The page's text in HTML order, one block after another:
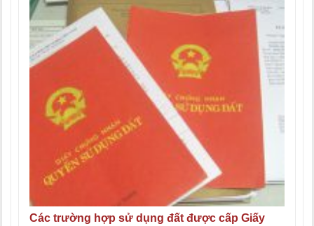
Các trường hợp sử dụng đất được cấp Giấy